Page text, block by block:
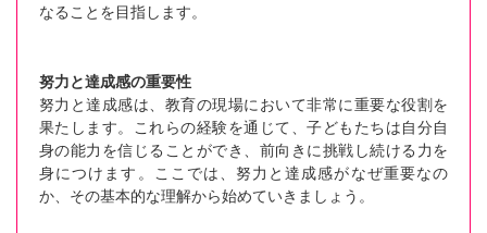
なることを目指します。
努力と達成感の重要性
努力と達成感は、教育の現場において非常に重要な役割を
果たします。これらの経験を通じて、子どもたちは自分自
身の能力を信じることができ、前向きに挑戦し続ける力を
身につけます。ここでは、努力と達成感がなぜ重要なの
か、その基本的な理解から始めていきましょう。